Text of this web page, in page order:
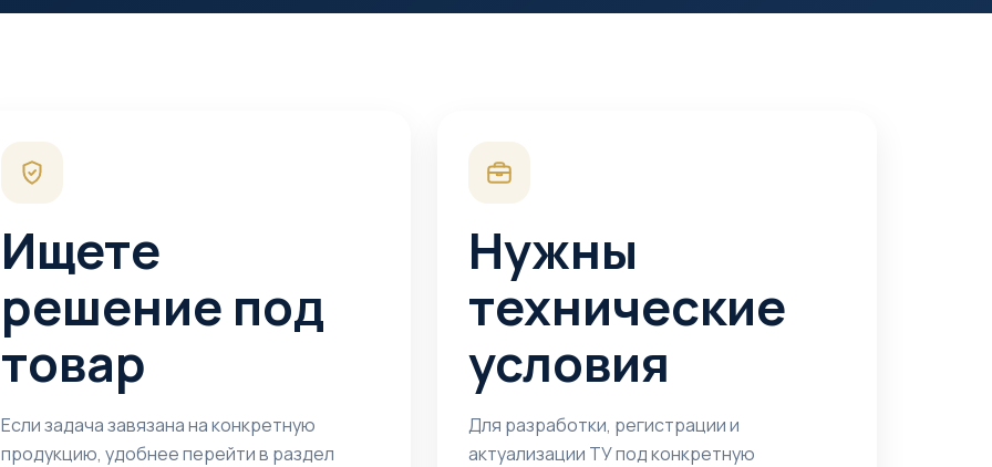
Ищете
решение под
товар
Если задача завязана на конкретную
продукцию, удобнее перейти в раздел
Нужны
технические
условия
Для разработки, регистрации и
актуализации ТУ под конкретную